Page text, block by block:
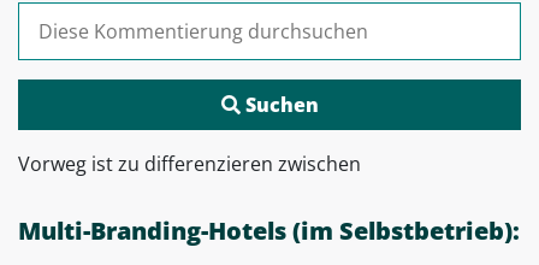
Suchen nach:
Vorweg ist zu differenzieren zwischen
Multi-Branding-Hotels (im Selbstbetrieb):